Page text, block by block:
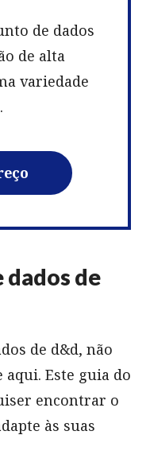
de dados
de alta
variedade
dados de
de d&d, não
Este guia do
encontrar o
às suas